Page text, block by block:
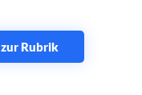
zur Rubrik